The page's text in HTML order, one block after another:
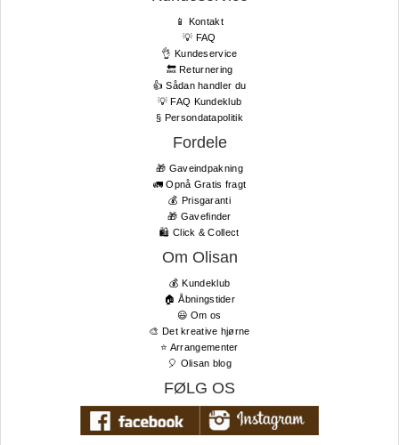
📱 Kontakt
💡 FAQ
👌 Kundeservice
🔙 Returnering
👍 Sådan handler du
💡 FAQ Kundeklub
§ Persondatapolitik
Fordele
🎁 Gaveindpakning
🚛 Opnå Gratis fragt
💰 Prisgaranti
🎁 Gavefinder
🛍 Click & Collect
Om Olisan
💰 Kundeklub
🏠 Åbningstider
😃 Om os
🎨 Det kreative hjørne
⭐️ Arrangementer
🎈 Olisan blog
FØLG OS